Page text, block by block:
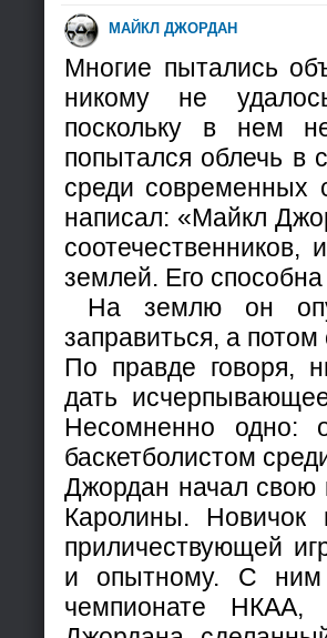
МАЙКЛ ДЖОРДАН
Многие пытались
никому не
поскольку в нем
попытался облечь в
среди современных
написал: «Майкл
землей. Его
На землю он
заправиться, а
По правде говоря,
дать
Несомненно одно:
баскетболистом
Джордан начал свою
Каролины. Новичок
приличествующей
и опытному. С ним
чемпионате